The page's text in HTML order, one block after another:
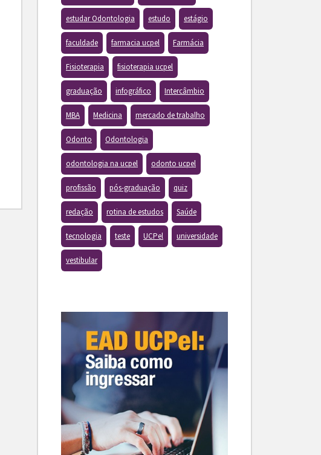
estudar Odontologia estudo estágio
faculdade farmacia ucpel Farmácia
Fisioterapia fisioterapia ucpel
graduação infográfico Intercâmbio
MBA Medicina mercado de trabalho
Odonto Odontologia
odontologia na ucpel odonto ucpel
profissão pós-graduação quiz
redação rotina de estudos Saúde
tecnologia teste UCPel universidade
vestibular